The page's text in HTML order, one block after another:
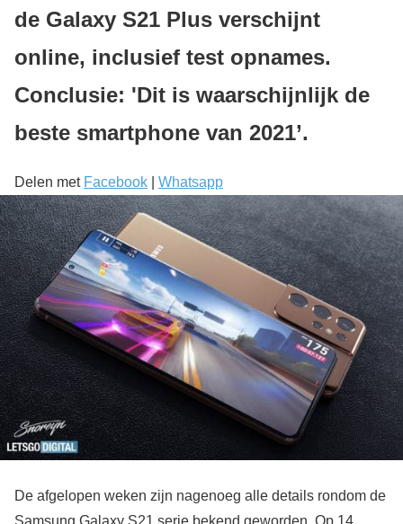
de Galaxy S21 Plus verschijnt
online, inclusief test opnames.
Conclusie: 'Dit is waarschijnlijk de
beste smartphone van 2021’.
Delen met Facebook Whatsapp
De afgelopen weken zijn nagenoeg alle details rondom de
Samsung Galaxy S21 serie bekend geworden. Op 14